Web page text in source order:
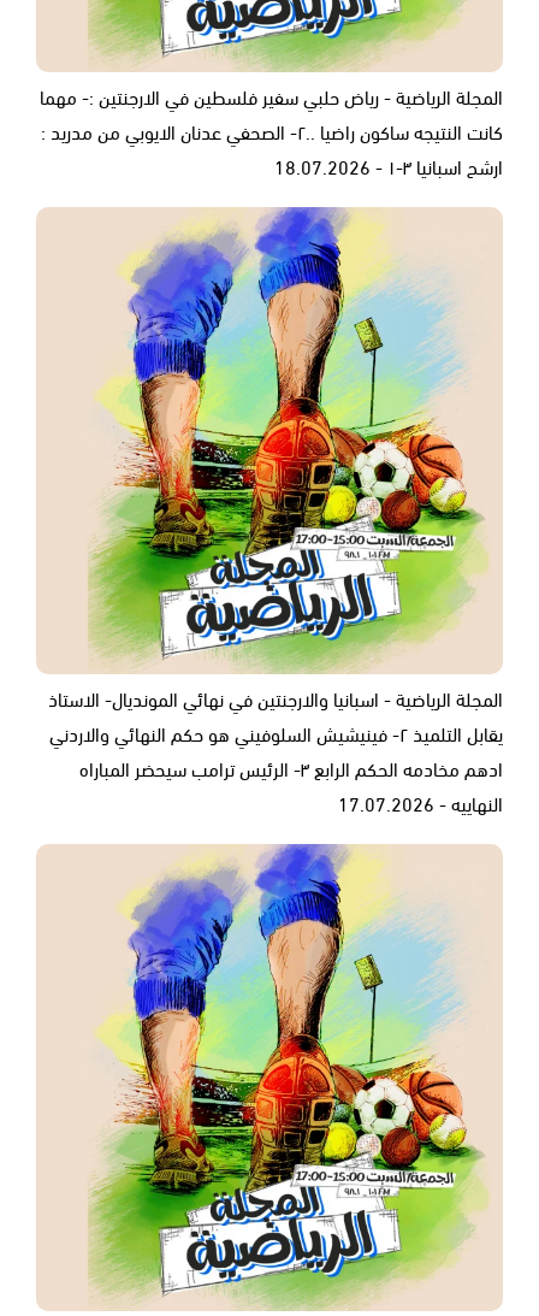
المجلة الرياضية - رياض حلبي سفير فلسطين في الارجنتين :- مهما
كانت النتيجه ساكون راضيا ..٢- الصحفي عدنان الايوبي من مدريد :
ارشح اسبانيا ٣-١ - 18.07.2026
المجلة الرياضية - اسبانيا والارجنتين في نهائي المونديال- الاستاذ
يقابل التلميذ ٢- فينيشيش السلوفيني هو حكم النهائي والاردني
ادهم مخادمه الحكم الرابع ٣- الرئيس ترامب سيحضر المباراه
النهاييه - 17.07.2026